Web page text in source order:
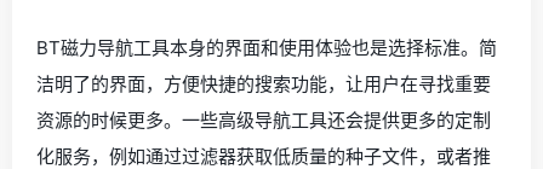
BT磁力导航工具本身的界面和使用体验也是选择标准。简
洁明了的界面，方便快捷的搜索功能，让用户在寻找重要
资源的时候更多。一些高级导航工具还会提供更多的定制
化服务，例如通过过滤器获取低质量的种子文件，或者推